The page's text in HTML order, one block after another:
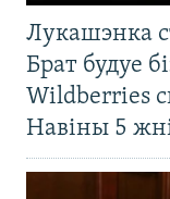
Лукашэнка
Брат будуе
Wildberries
Навіны 5